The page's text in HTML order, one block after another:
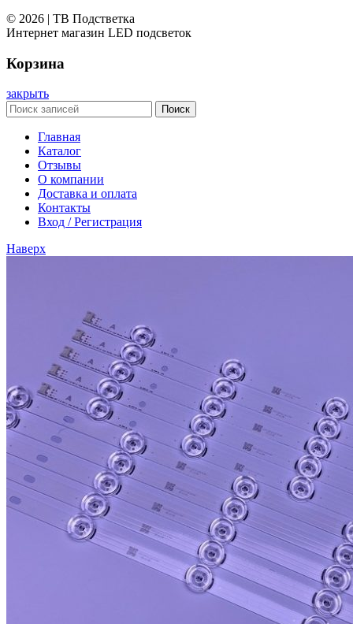
© 2026 | ТВ Подстветка
Интернет магазин LED подсветок
Корзина
закрыть
Поиск
Главная
Каталог
Отзывы
О компании
Доставка и оплата
Контакты
Вход / Регистрация
Наверх